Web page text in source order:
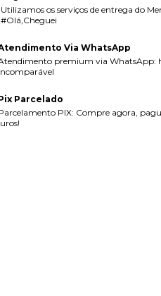
Utilizamos os serviços de entrega do
#Olá,Cheguei
Via WhatsApp
premium via WhatsApp:
Parcelado
PIX: Compre agora,